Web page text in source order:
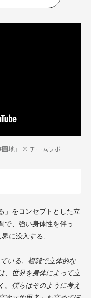
地 」 © チームラボ
」をコンセプトとした立
で、強い身体性を伴っ
に没入する。
いる。複雑で立体的な
、世界を身体によって立
。僕らはそのように考え